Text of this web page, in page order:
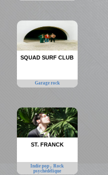
SQUAD SURF CLUB
Garage rock
ST. FRANCK
Indie pop,Rock
psychédélique